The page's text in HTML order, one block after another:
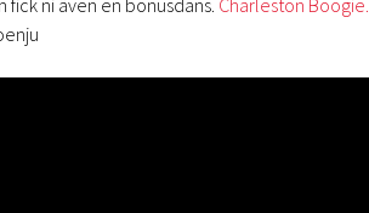
fick ni även en bonusdans. Charleston Boogie.